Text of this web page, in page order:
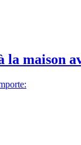
la maison